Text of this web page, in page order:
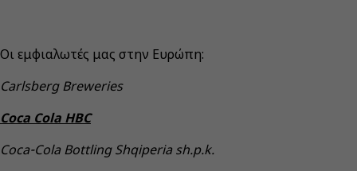
Οι εμφιαλωτές μας στην Ευρώπη:
Carlsberg Breweries
Coca Cola HBC
Coca‑Cola Bottling Shqiperia sh.p.k.